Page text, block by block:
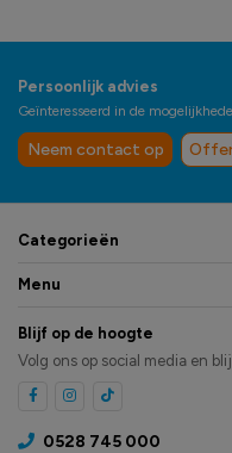
Persoonlijk advies
Geïnteresseerd in de
Neem contact op
Categorieën
Menu
Blijf op de hoogte
Volg ons op social media en
0528 745 000